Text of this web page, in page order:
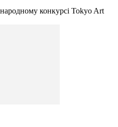
конкурсі Tokyo Art